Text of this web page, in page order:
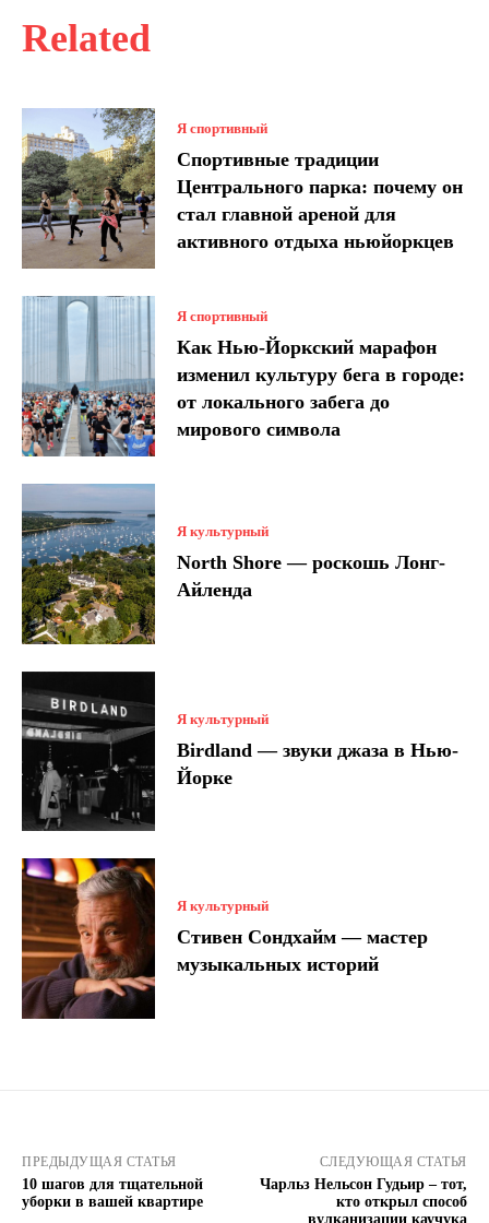
Related
Я спортивный
Спортивные традиции
Центрального парка: почему он
стал главной ареной для
активного отдыха ньюйоркцев
Я спортивный
Как Нью-Йоркский марафон
изменил культуру бега в городе:
от локального забега до
мирового символа
Я культурный
North Shore — роскошь Лонг-
Айленда
Я культурный
Birdland — звуки джаза в Нью-
Йорке
Я культурный
Стивен Сондхайм — мастер
музыкальных историй
ПРЕДЫДУЩАЯ СТАТЬЯ
10 шагов для тщательной
уборки в вашей квартире
СЛЕДУЮЩАЯ СТАТЬЯ
Чарльз Нельсон Гудьир – тот,
кто открыл способ
вулканизации каучука